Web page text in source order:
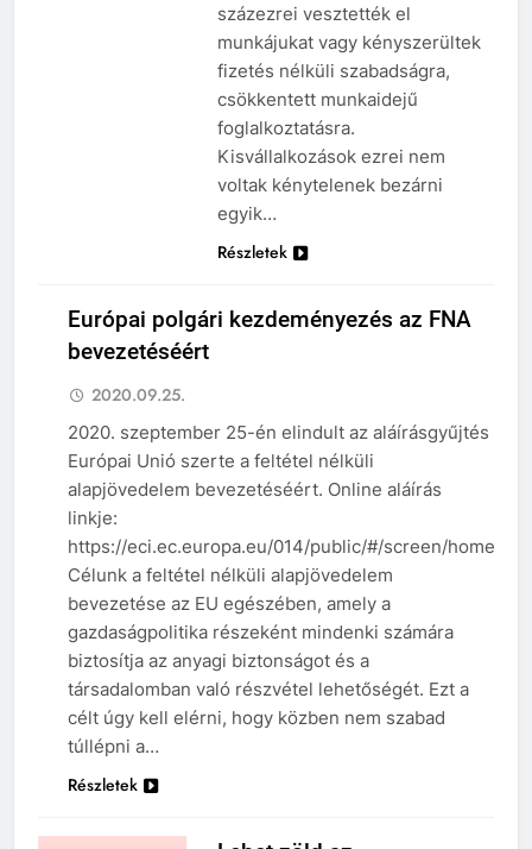
százezrei vesztették el
munkájukat vagy kényszerültek
fizetés nélküli szabadságra,
csökkentett munkaidejű
foglalkoztatásra.
Kisvállalkozások ezrei nem
voltak kénytelenek bezárni
egyik…
Részletek
ESEMÉNYEK
HÍREK
Európai polgári kezdeményezés az FNA
bevezetéséért
2020.09.25.
2020. szeptember 25-én elindult az aláírásgyűjtés
Európai Unió szerte a feltétel nélküli
alapjövedelem bevezetéséért. Online aláírás
linkje:
https://eci.ec.europa.eu/014/public/#/screen/home
Célunk a feltétel nélküli alapjövedelem
bevezetése az EU egészében, amely a
gazdaságpolitika részeként mindenki számára
biztosítja az anyagi biztonságot és a
társadalomban való részvétel lehetőségét. Ezt a
célt úgy kell elérni, hogy közben nem szabad
túllépni a…
Részletek